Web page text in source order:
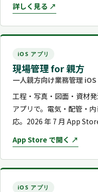
詳しく見る ↗
iOS アプリ
現場管理 for 親方
一人親方向け業務管理 iOS
工程・写真・図面・資材
アプリで。電気・配管・
応。2026 年 7 月 App
App Store で開く ↗
iOS アプリ